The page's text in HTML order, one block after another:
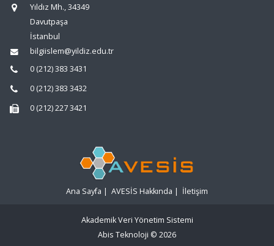
Yıldız Mh., 34349
Davutpaşa
İstanbul
bilgiislem@yildiz.edu.tr
0 (212) 383 3431
0 (212) 383 3432
0 (212) 227 3421
Ana Sayfa | AVESİS Hakkında | İletişim
Akademik Veri Yönetim Sistemi
Abis Teknoloji © 2026